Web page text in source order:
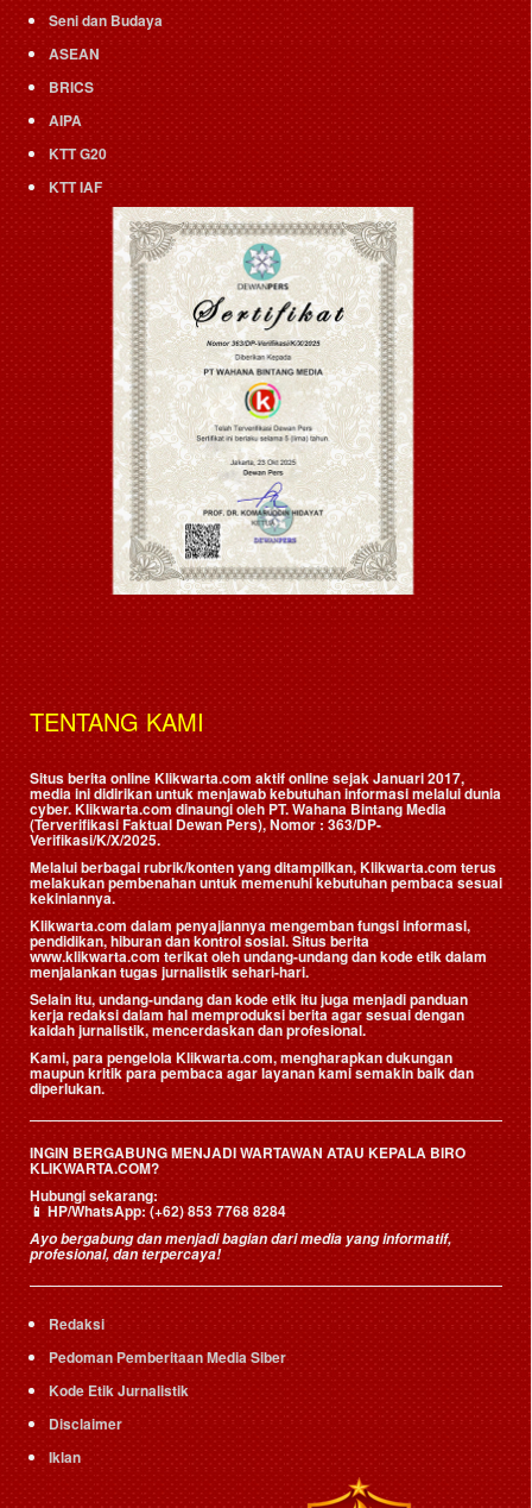
Seni dan Budaya
ASEAN
BRICS
AIPA
KTT G20
KTT IAF
TENTANG KAMI
Situs berita online Klikwarta.com aktif online sejak Januari 2017,
media ini didirikan untuk menjawab kebutuhan informasi melalui dunia
cyber. Klikwarta.com dinaungi oleh PT. Wahana Bintang Media
(Terverifikasi Faktual Dewan Pers), Nomor : 363/DP-
Verifikasi/K/X/2025.
Melalui berbagai rubrik/konten yang ditampilkan, Klikwarta.com terus
melakukan pembenahan untuk memenuhi kebutuhan pembaca sesuai
kekiniannya.
Klikwarta.com dalam penyajiannya mengemban fungsi informasi,
pendidikan, hiburan dan kontrol sosial. Situs berita
www.klikwarta.com terikat oleh undang-undang dan kode etik dalam
menjalankan tugas jurnalistik sehari-hari.
Selain itu, undang-undang dan kode etik itu juga menjadi panduan
kerja redaksi dalam hal memproduksi berita agar sesuai dengan
kaidah jurnalistik, mencerdaskan dan profesional.
Kami, para pengelola Klikwarta.com, mengharapkan dukungan
maupun kritik para pembaca agar layanan kami semakin baik dan
diperlukan.
INGIN BERGABUNG MENJADI WARTAWAN ATAU KEPALA BIRO
KLIKWARTA.COM?
Hubungi sekarang:
📱HP/WhatsApp:(+62) 853 7768 8284
Ayo bergabung dan menjadi bagian dari media yang informatif,
profesional, dan terpercaya!
Redaksi
Pedoman Pemberitaan Media Siber
Kode Etik Jurnalistik
Disclaimer
Iklan